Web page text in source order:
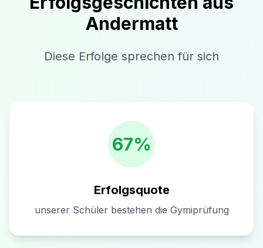
Andermatt
Diese Erfolge sprechen für sich
67%
Erfolgsquote
unserer Schüler bestehen die Gymiprüfung